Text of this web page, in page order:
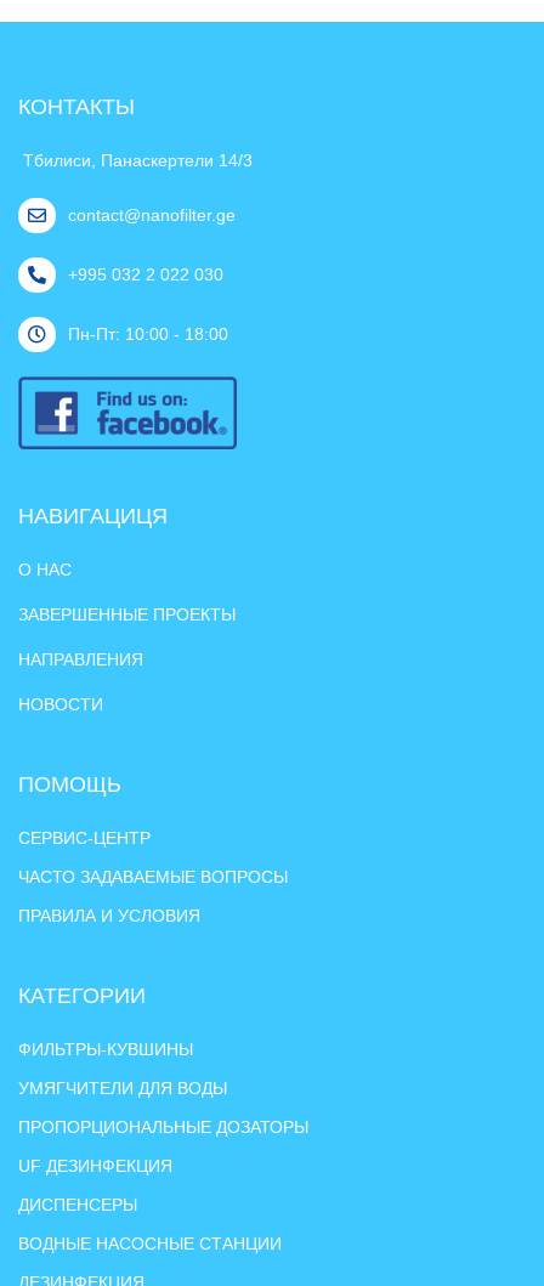
КОНТАКТЫ
Тбилиси, Панаскертели 14/3
contact@nanofilter.ge
+995 032 2 022 030
Пн-Пт: 10:00 - 18:00
НАВИГАЦИЦЯ
О НАС
ЗАВЕРШЕННЫЕ ПРОЕКТЫ
НАПРАВЛЕНИЯ
НОВОСТИ
ПОМОЩЬ
СЕРВИС-ЦЕНТР
ЧАСТО ЗАДАВАЕМЫЕ ВОПРОСЫ
ПРАВИЛА И УСЛОВИЯ
КАТЕГОРИИ
ФИЛЬТРЫ-КУВШИНЫ
УМЯГЧИТЕЛИ ДЛЯ ВОДЫ
ПРОПОРЦИОНАЛЬНЫЕ ДОЗАТОРЫ
UF ДЕЗИНФЕКЦИЯ
ДИСПЕНСЕРЫ
ВОДНЫЕ НАСОСНЫЕ СТАНЦИИ
ДЕЗИНФЕКЦИЯ